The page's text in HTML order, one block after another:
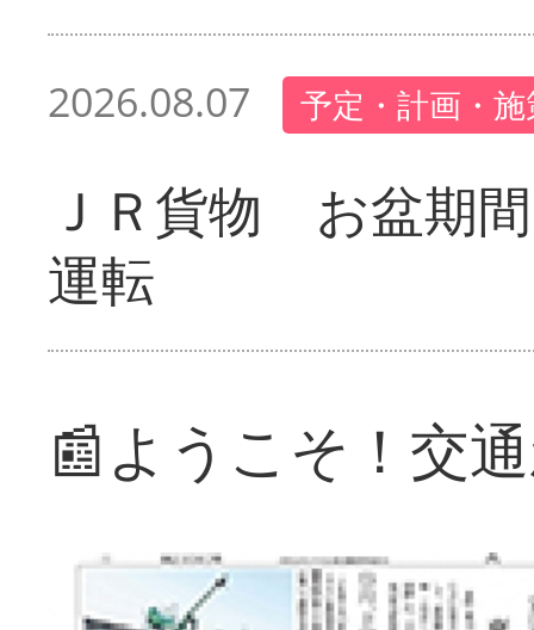
2026.08.07 予定・計画・
ＪＲ貨物 お盆期
運転
📰ようこそ！交